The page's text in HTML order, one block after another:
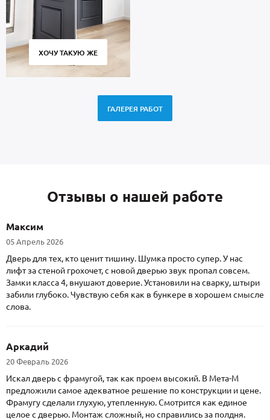
ХОЧУ ТАКУЮ ЖЕ
ГАЛЕРЕЯ РАБОТ
Отзывы о нашей работе
Максим
05 Апрель 2026
Дверь для тех, кто ценит тишину. Шумка просто супер. У нас
лифт за стеной грохочет, с новой дверью звук пропал совсем.
Замки класса 4, внушают доверие. Установили на сварку, штыри
забили глубоко. Чувствую себя как в бункере в хорошем смысле
слова.
Аркадий
20 Февраль 2026
Искал дверь с фрамугой, так как проем высокий. В Мета-М
предложили самое адекватное решение по конструкции и цене.
Фрамугу сделали глухую, утепленную. Смотрится как единое
целое с дверью. Монтаж сложный, но справились за полдня.